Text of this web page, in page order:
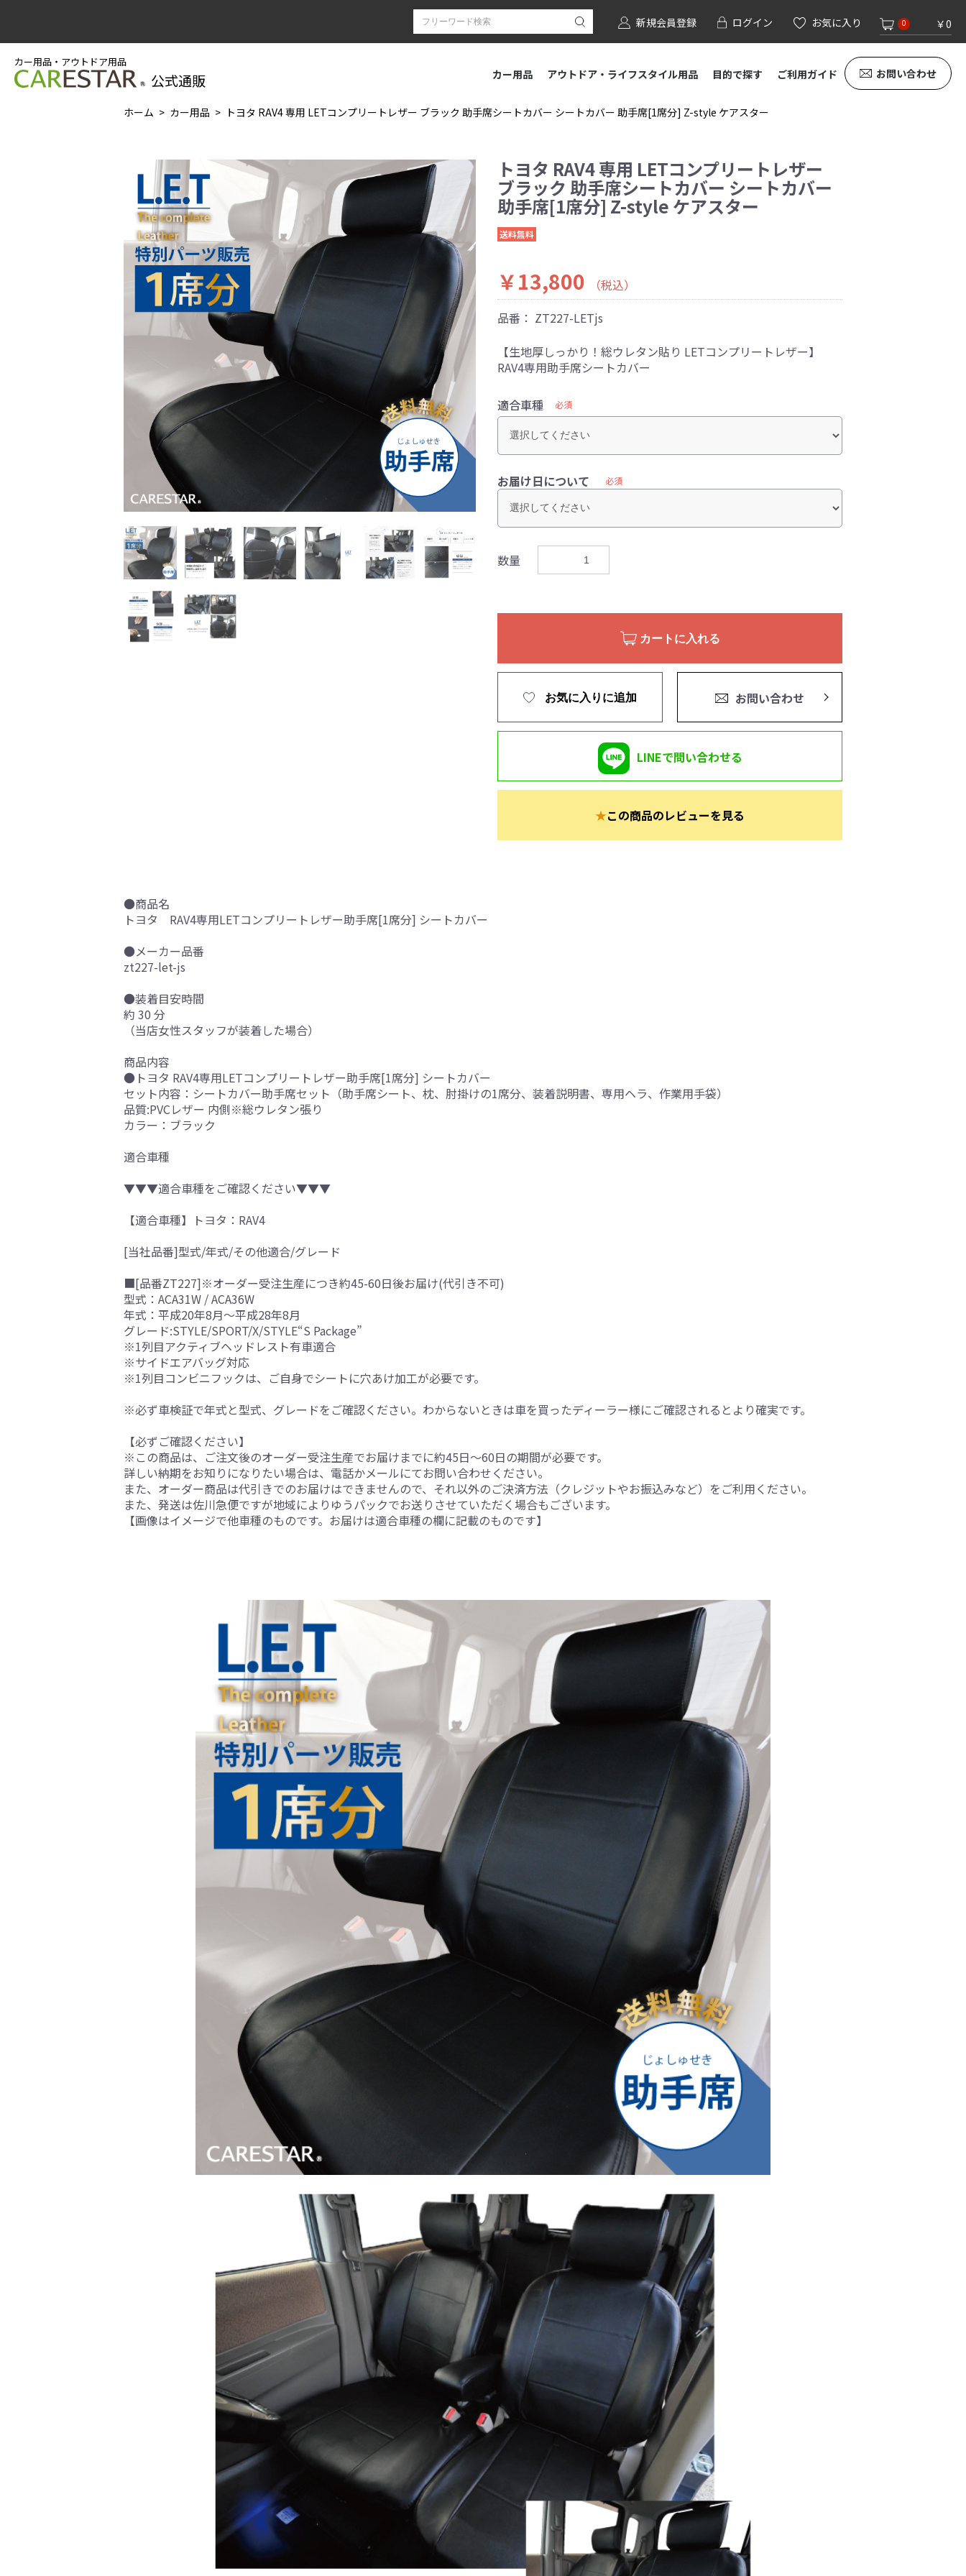
新規会員登録 ログイン お気に入り 0 ￥0
カー用品・アウトドア用品
公式通販 カー用品 アウトドア・ライフスタイル用品 目的で探す ご利用ガイド お問い合わせ
ホーム カー用品 トヨタ RAV4 専用 LETコンプリートレザー ブラック 助手席シートカバー シートカバー 助手席[1席分] Z-style ケアスター
トヨタ RAV4 専用 LETコンプリートレザー
ブラック 助手席シートカバー シートカバー
助手席[1席分] Z-style ケアスター
送料無料
￥13,800
（税込）
品番： ZT227-LETjs
【生地厚しっかり！総ウレタン貼り LETコンプリートレザー】
RAV4専用助手席シートカバー
適合車種 必須
お届け日について 必須
数量
カートに入れる
お気に入りに追加 お問い合わせ
LINEで問い合わせる
★この商品のレビューを見る
●商品名
トヨタ RAV4専用LETコンプリートレザー助手席[1席分] シートカバー
●メーカー品番
zt227-let-js
●装着目安時間
約 30 分
（当店女性スタッフが装着した場合）
商品内容
●トヨタ RAV4専用LETコンプリートレザー助手席[1席分] シートカバー
セット内容：シートカバー助手席セット（助手席シート、枕、肘掛けの1席分、装着説明書、専用ヘラ、作業用手袋）
品質:PVCレザー 内側※総ウレタン張り
カラー：ブラック
適合車種
▼▼▼適合車種をご確認ください▼▼▼
【適合車種】トヨタ：RAV4
[当社品番]型式/年式/その他適合/グレード
■[品番ZT227]※オーダー受注生産につき約45-60日後お届け(代引き不可)
型式：ACA31W / ACA36W
年式：平成20年8月～平成28年8月
グレード:STYLE/SPORT/X/STYLE“S Package”
※1列目アクティブヘッドレスト有車適合
※サイドエアバッグ対応
※1列目コンビニフックは、ご自身でシートに穴あけ加工が必要です。
※必ず車検証で年式と型式、グレードをご確認ください。わからないときは車を買ったディーラー様にご確認されるとより確実です。
【必ずご確認ください】
※この商品は、ご注文後のオーダー受注生産でお届けまでに約45日～60日の期間が必要です。
詳しい納期をお知りになりたい場合は、電話かメールにてお問い合わせください。
また、オーダー商品は代引きでのお届けはできませんので、それ以外のご決済方法（クレジットやお振込みなど）をご利用ください。
また、発送は佐川急便ですが地域によりゆうパックでお送りさせていただく場合もございます。
【画像はイメージで他車種のものです。お届けは適合車種の欄に記載のものです】